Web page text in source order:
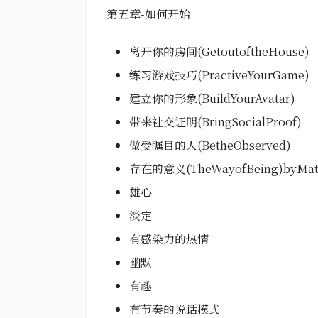
第五章-如何开始
离开你的房间(GetoutoftheHouse)
练习游戏技巧(PractiveYourGame)
建立你的形象(BuildYourAvatar)
带来社交证明(BringSocialProof)
做受瞩目的人(BetheObserved)
存在的意义
雄心
淡定
有感染力的热情
幽默
有趣
有节奏的说话模式